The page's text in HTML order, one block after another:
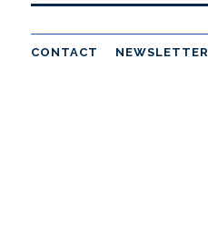
CONTACT NEWSLETTER